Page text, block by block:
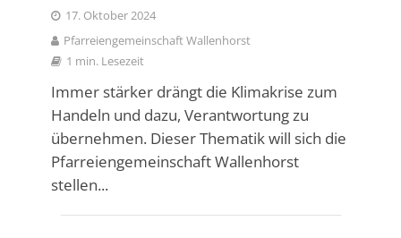
17. Oktober 2024
Pfarreiengemeinschaft Wallenhorst
1 min. Lesezeit
Immer stärker drängt die Klimakrise zum
Handeln und dazu, Verantwortung zu
übernehmen. Dieser Thematik will sich die
Pfarreiengemeinschaft Wallenhorst
stellen...